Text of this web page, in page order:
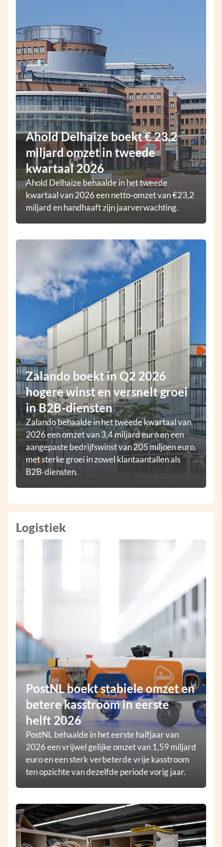
Ahold Delhaize boekt € 23,2
miljard omzet in tweede
kwartaal 2026
Ahold Delhaize behaalde in het tweede
kwartaal van 2026 een netto-omzet van €23,2
miljard en handhaaft zijn jaarverwachting.
Zalando boekt in Q2 2026
hogere winst en versnelt groei
in B2B-diensten
Zalando behaalde in het tweede kwartaal van
2026 een omzet van 3,4 miljard euro en een
aangepaste bedrijfswinst van 205 miljoen euro,
met sterke groei in zowel klantaantallen als
B2B-diensten.
Logistiek
PostNL boekt stabiele omzet en
betere kasstroom in eerste
helft 2026
PostNL behaalde in het eerste halfjaar van
2026 een vrijwel gelijke omzet van 1,59 miljard
euro en een sterk verbeterde vrije kasstroom
ten opzichte van dezelfde periode vorig jaar.